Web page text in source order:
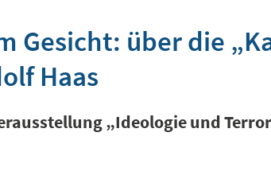
Gesicht: über die
Haas
„Ideologie und